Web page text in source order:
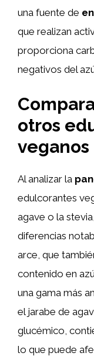
una fuente de
que realizan
proporciona
negativos del
otros
veganos
Al analizar la
edulcorantes
agave o la
diferencias
arce, que
contenido en
una gama más
el jarabe de
glucémico,
lo que puede